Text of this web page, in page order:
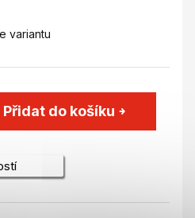
variantu
Přidat do košíku